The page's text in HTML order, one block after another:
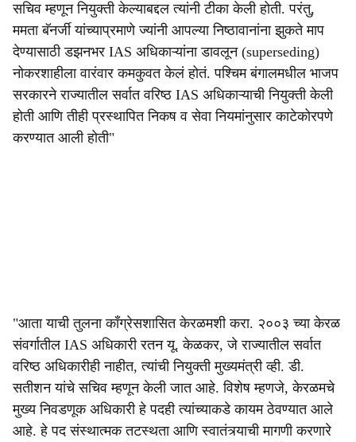
सचिव म्हणून नियुक्ती केल्याबद्दल त्यांनी टीका केली होती. परंतु,
ममता बॅनर्जी यांच्याप्रमाणे ज्यांनी आपल्या निष्ठावानांना झुकते माप
देण्यासाठी डझनभर IAS अधिकाऱ्यांना डावलून (superseding)
नोकरशाहीला वारंवार कमकुवत केलं होतं. पश्चिम बंगालमधील भाजप
सरकारने राज्यातील सर्वात वरिष्ठ IAS अधिकाऱ्याची नियुक्ती केली
होती आणि तीही प्रस्थापित निकष व सेवा नियमांनुसार काटेकोरपणे
करण्यात आली होती"
"आता याची तुलना काँग्रेसशासित केरळमशी करा. २००३ च्या केरळ
संवर्गातील IAS अधिकारी रतन यू. केळकर, जे राज्यातील सर्वात
वरिष्ठ अधिकारीही नाहीत, त्यांची नियुक्ती मुख्यमंत्री व्ही. डी.
सतीशन यांचे सचिव म्हणून केली जात आहे. विशेष म्हणजे, केरळमचे
मुख्य निवडणूक अधिकारी हे पदही त्यांच्याकडे कायम ठेवण्यात आले
आहे. हे पद संस्थात्मक तटस्थता आणि स्वातंत्र्याची मागणी करणारे